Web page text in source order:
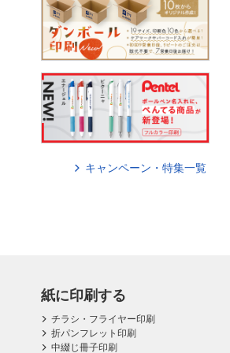
キャンペーン・特集一覧
紙に印刷する
チラシ・フライヤー印刷
折パンフレット印刷
中綴じ冊子印刷